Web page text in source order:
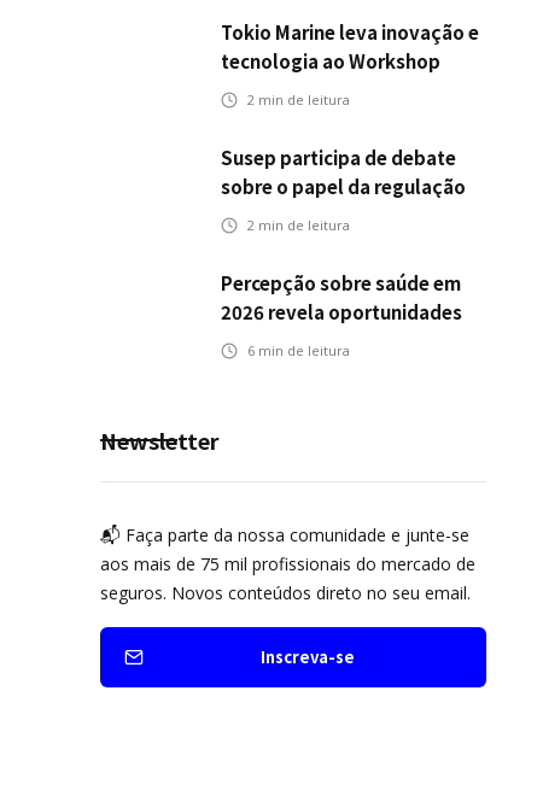
Tokio Marine leva inovação e
tecnologia ao Workshop
Integrativo da Poli-USP
2 min de leitura
Susep participa de debate
sobre o papel da regulação
na transição climática
2 min de leitura
Percepção sobre saúde em
2026 revela oportunidades
para o mercado de seguros
6 min de leitura
Newsletter
📬 Faça parte da nossa comunidade e junte-se
aos mais de 75 mil profissionais do mercado de
seguros. Novos conteúdos direto no seu email.
Inscreva-se